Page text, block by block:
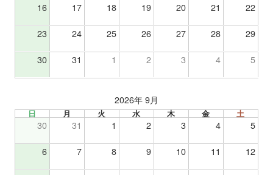
16 17 18 19 20 21 22
23 24 25 26 27 28 29
30 31 1 2 3 4 5
2026年 9月
日 月 火 水 木 金 土
30 31 1 2 3 4 5
6 7 8 9 10 11 12